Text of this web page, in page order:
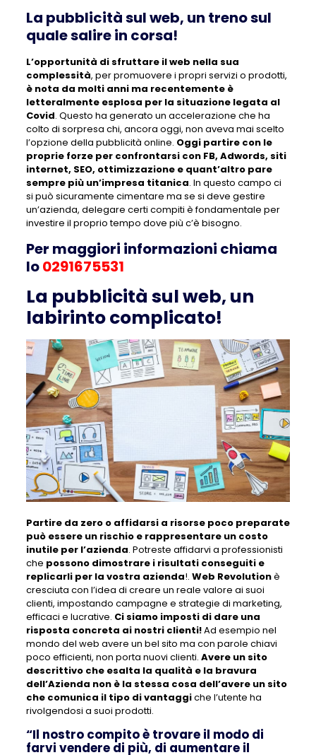
La pubblicità sul web, un treno sul
quale salire in corsa!
L’opportunità di sfruttare il web nella sua
complessità, per promuovere i propri servizi o prodotti,
è nota da molti anni ma recentemente è
letteralmente esplosa per la situazione legata al
Covid. Questo ha generato un accelerazione che ha
colto di sorpresa chi, ancora oggi, non aveva mai scelto
l’opzione della pubblicità online. Oggi partire con le
proprie forze per confrontarsi con FB, Adwords, siti
internet, SEO, ottimizzazione e quant’altro pare
sempre più un’impresa titanica. In questo campo ci
si può sicuramente cimentare ma se si deve gestire
un’azienda, delegare certi compiti è fondamentale per
investire il proprio tempo dove più c’è bisogno.
Per maggiori informazioni chiama
lo0291675531
La pubblicità sul web, un
labirinto complicato!
Partire da zero o affidarsi a risorse poco preparate
può essere un rischio e rappresentare un costo
inutile per l’azienda. Potreste affidarvi a professionisti
che possono dimostrare i risultati conseguiti e
replicarli per la vostra azienda!. Web Revolutionè
cresciuta con l’idea di creare un reale valore ai suoi
clienti, impostando campagne e strategie di marketing,
efficaci e lucrative. Ci siamo imposti di dare una
risposta concreta ai nostri clienti!Ad esempio nel
mondo del web avere un bel sito ma con parole chiavi
poco efficienti, non porta nuovi clienti. Avere un sito
descrittivo che esalta la qualità e la bravura
dell’Azienda non è la stessa cosa dell’avere un sito
che comunica il tipo di vantaggiche l’utente ha
rivolgendosi a suoi prodotti.
“Il nostro compito è trovare il modo di
farvi vendere di più, di aumentare il